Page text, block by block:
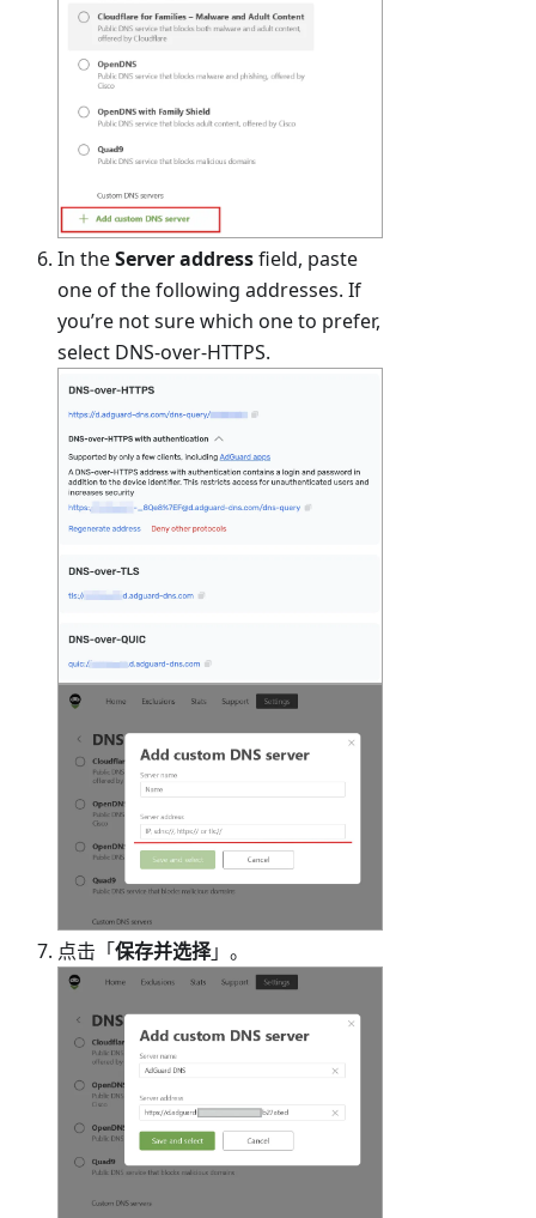
In theServer addressfield, paste
one of the following addresses. If
you’re not sure which one to prefer,
select DNS-over-HTTPS.
点击「保存并选择」。